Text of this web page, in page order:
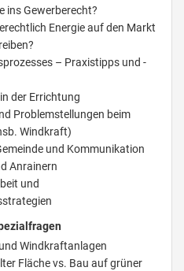
ins Gewerberecht?
Energie auf den Markt
– Praxistipps und -
der Errichtung
Problemstellungen beim
Windkraft)
und Kommunikation
Anrainern
und
Windkraftanlagen
Fläche vs. Bau auf grüner